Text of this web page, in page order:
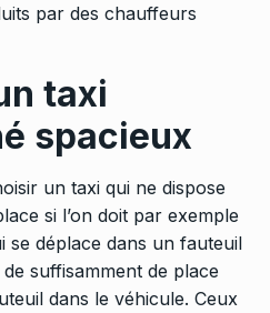
par des chauffeurs
taxi
spacieux
un taxi qui ne dispose
si l’on doit par exemple
déplace dans un fauteuil
suffisamment de place
dans le véhicule. Ceux